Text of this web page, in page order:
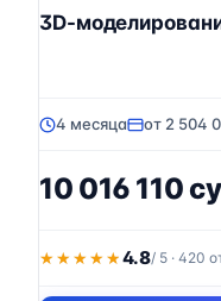
3D-
4 месяца от 2 504
10 016 110
★★★★★
★★★★★4.8/ 5 · 420